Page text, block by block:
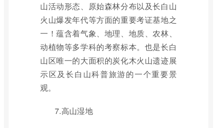
山活动形态、原始森林分布以及长白山
火山爆发年代等方面的重要考证基地之
一！蕴含着气象、地理、地质、农林、
动植物等多学科的考察标本。也是长白
山区唯一的大面积的炭化木火山遗迹展
示区及长白山科普旅游的一个重要景
观。
7.高山湿地